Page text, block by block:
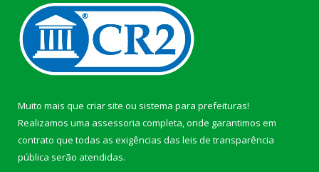
Muito mais que criar site ou sistema para prefeituras!
Realizamos uma assessoria completa, onde garantimos em
contrato que todas as exigências das leis de transparência
pública serão atendidas.